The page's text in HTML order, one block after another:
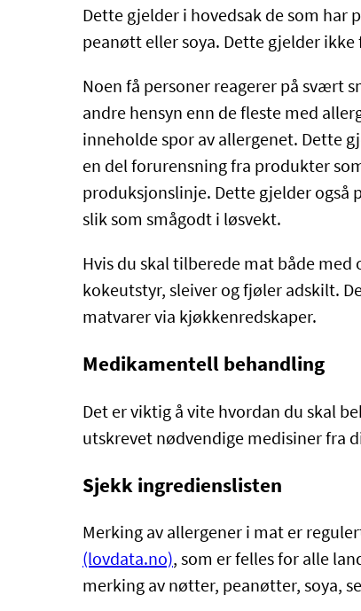
Dette gjelder i hovedsak de som
peanøtt eller soya. Dette gjelder
Noen få personer reagerer på svært
andre hensyn enn de fleste med
inneholde spor av allergenet. Dette
en del forurensning fra produkter
produksjonslinje. Dette gjelder
slik som smågodt i løsvekt.
Hvis du skal tilberede mat både
kokeutstyr, sleiver og fjøler adskilt.
matvarer via kjøkkenredskaper.
Medikamentell behandling
Det er viktig å vite hvordan du skal
utskrevet nødvendige medisiner fra
Sjekk ingredienslisten
Merking av allergener i mat er
(lovdata.no), som er felles for alle
merking av nøtter, peanøtter, soya,